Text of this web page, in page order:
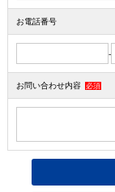
お電話番号
-
お問い合わせ内容 必須